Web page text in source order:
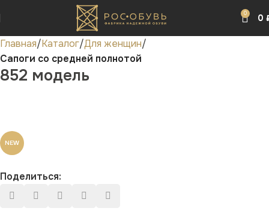
0 0
Главная Каталог Для женщин
Сапоги со средней полнотой
852 модель
NEW
Поделиться: